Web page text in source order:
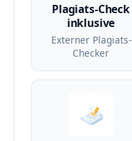
Plagiats-Check
inklusive
Externer Plagiats-
Checker